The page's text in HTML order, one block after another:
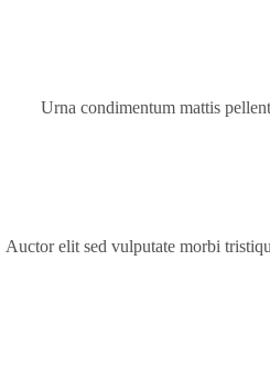
Urna condimentum mattis
Auctor elit sed vulputate morbi